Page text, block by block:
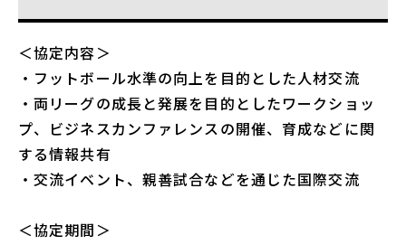
＜協定内容＞
・フットボール水準の向上を目的とした人材交流
・両リーグの成長と発展を目的としたワークショッ
プ、ビジネスカンファレンスの開催、育成などに関
する情報共有
・交流イベント、親善試合などを通じた国際交流
＜協定期間＞